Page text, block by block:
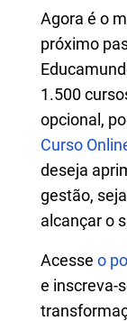
Agora é o
próximo
1.500
opcional,
Curso
deseja
gestão,
alcançar o
Acesse o
e inscreva-